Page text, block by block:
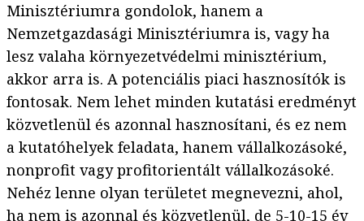
Minisztériumra gondolok, hanem a
Nemzetgazdasági Minisztériumra is, vagy ha
lesz valaha környezetvédelmi minisztérium,
akkor arra is. A potenciális piaci hasznosítók is
fontosak. Nem lehet minden kutatási eredményt
közvetlenül és azonnal hasznosítani, és ez nem
a kutatóhelyek feladata, hanem vállalkozásoké,
nonprofit vagy profitorientált vállalkozásoké.
Nehéz lenne olyan területet megnevezni, ahol,
ha nem is azonnal és közvetlenül, de 5-10-15 év